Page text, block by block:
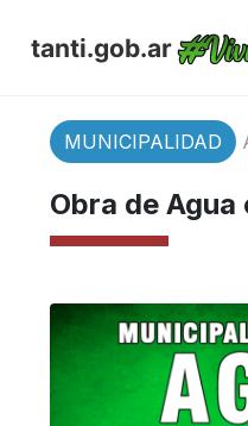
tanti.gob.ar
MUNICIPALIDAD
Obra de Agua